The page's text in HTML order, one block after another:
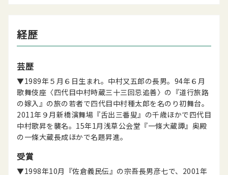
経歴
芸歴
▼1989年５月６日生まれ。中村又五郎の長男。94年６月
歌舞伎座〈四代目中村時蔵三十三回忌追善〉の『道行旅路
の嫁入』の旅の若者で四代目中村種太郎を名のり初舞台。
2011年９月新橋演舞場『舌出三番叟』の千歳ほかで四代目
中村歌昇を襲名。15年1月浅草公会堂『一條大蔵譚』奥殿
の一條大蔵長成ほかで名題昇進。
受賞
▼1998年10月『佐倉義民伝』の宗吾長男彦七で、2001年